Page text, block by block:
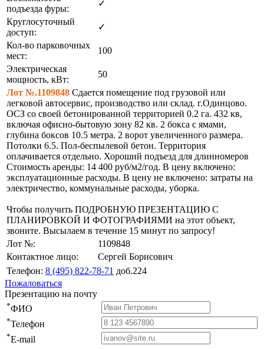
подъезда фуры:
✓
Круглосуточный
доступ:
✓
Кол-во парковочных
мест:
100
Электрическая
мощность, кВт:
50
Лот №.1109848 Сдается помещение под грузовой или
легковой автосервис, производство или склад. г.Одинцово.
ОСЗ со своей бетонированной территорией 0.2 га. 432 кв,
включая офисно-бытовую зону 82 кв. 2 бокса с ямами,
глубина боксов 10.5 метра. 2 ворот увеличенного размера.
Потолки 6.5. Пол-беспылевой бетон. Территория
оплачивается отдельно. Хороший подъезд для длинномеров
Стоимость аренды: 14 400 руб/м2/год. В цену включено:
эксплуатационные расходы. В цену не включено: затраты на
электричество, коммунальные расходы, уборка.
Чтобы получить ПОДРОБНУЮ ПРЕЗЕНТАЦИЮ С
ПЛАНИРОВКОЙ И ФОТОГРАФИЯМИ на этот объект,
звоните. Высылаем в течение 15 минут по запросу!
Лот №:
1109848
Контактное лицо:
Сергей Борисович
Телефон: 8 (495) 822-78-71 доб.224
Пожаловаться
Презентацию на почту
*ФИО
*Телефон
*E-mail